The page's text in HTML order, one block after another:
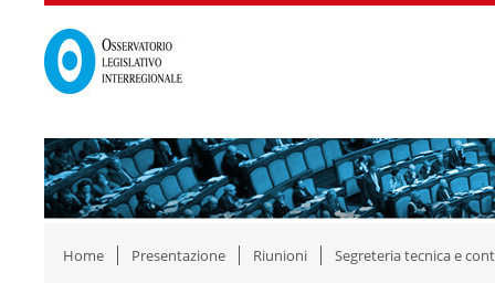
Home Presentazione Riunioni Segreteria tecnica e